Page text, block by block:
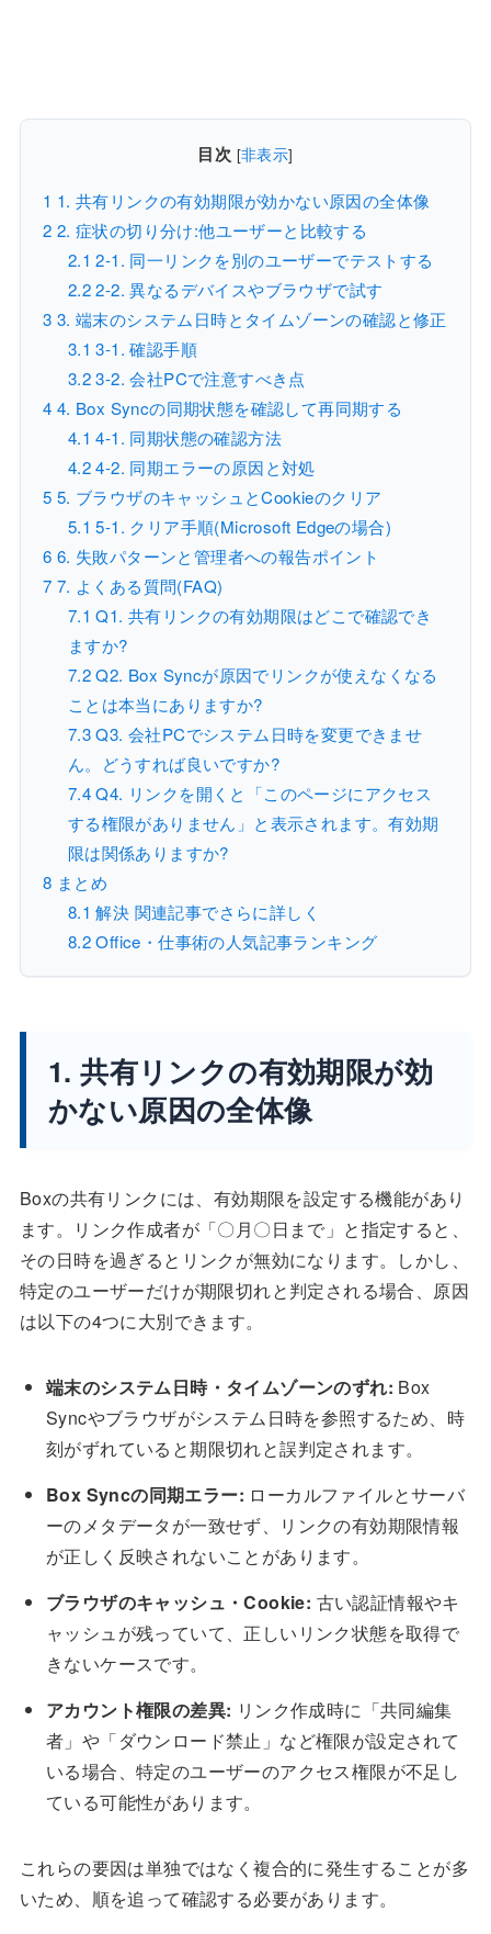
目次 [非表示]
1 1. 共有リンクの有効期限が効かない原因の全体像
2 2. 症状の切り分け:他ユーザーと比較する
2.1 2-1. 同一リンクを別のユーザーでテストする
2.22-2. 異なるデバイスやブラウザで試す
3 3. 端末のシステム日時とタイムゾーンの確認と修正
3.1 3-1. 確認手順
3.23-2. 会社PCで注意すべき点
4 4. Box Syncの同期状態を確認して再同期する
4.1 4-1. 同期状態の確認方法
4.24-2. 同期エラーの原因と対処
5 5. ブラウザのキャッシュとCookieのクリア
5.1 5-1. クリア手順(Microsoft Edgeの場合)
6 6. 失敗パターンと管理者への報告ポイント
7 7. よくある質問(FAQ)
7.1 Q1. 共有リンクの有効期限はどこで確認でき
ますか?
7.2Q2. Box Syncが原因でリンクが使えなくなる
ことは本当にありますか?
7.3Q3. 会社PCでシステム日時を変更できませ
ん。どうすれば良いですか?
7.4Q4. リンクを開くと「このページにアクセス
する権限がありません」と表示されます。有効期
限は関係ありますか?
8 まとめ
8.1 解決 関連記事でさらに詳しく
8.2Office・仕事術の人気記事ランキング
1. 共有リンクの有効期限が効
かない原因の全体像
Boxの共有リンクには、有効期限を設定する機能があり
ます。リンク作成者が「〇月〇日まで」と指定すると、
その日時を過ぎるとリンクが無効になります。しかし、
特定のユーザーだけが期限切れと判定される場合、原因
は以下の4つに大別できます。
端末のシステム日時・タイムゾーンのずれ: Box
Syncやブラウザがシステム日時を参照するため、時
刻がずれていると期限切れと誤判定されます。
Box Syncの同期エラー: ローカルファイルとサーバ
ーのメタデータが一致せず、リンクの有効期限情報
が正しく反映されないことがあります。
ブラウザのキャッシュ・Cookie: 古い認証情報やキ
ャッシュが残っていて、正しいリンク状態を取得で
きないケースです。
アカウント権限の差異: リンク作成時に「共同編集
者」や「ダウンロード禁止」など権限が設定されて
いる場合、特定のユーザーのアクセス権限が不足し
ている可能性があります。
これらの要因は単独ではなく複合的に発生することが多
いため、順を追って確認する必要があります。